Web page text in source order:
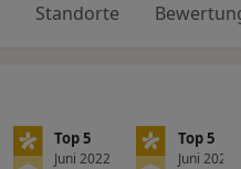
Standorte
Top 5
Juni 2022
Top 5
Juni 2022